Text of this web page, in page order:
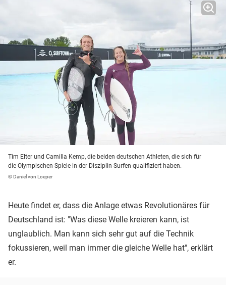
Tim Elter und Camilla Kemp, die beiden deutschen Athleten, die sich für
die Olympischen Spiele in der Disziplin Surfen qualifiziert haben.
© Daniel von Loeper
Heute findet er, dass die Anlage etwas Revolutionäres für
Deutschland ist: "Was diese Welle kreieren kann, ist
unglaublich. Man kann sich sehr gut auf die Technik
fokussieren, weil man immer die gleiche Welle hat", erklärt
er.